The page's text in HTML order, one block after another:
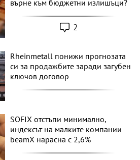
върне към бюджетни излишъци?
2
Rheinmetall понижи прогнозата
си за продажбите заради загубен
ключов договор
SOFIX отстъпи минимално,
индексът на малките компании
beamX нарасна с 2,6%